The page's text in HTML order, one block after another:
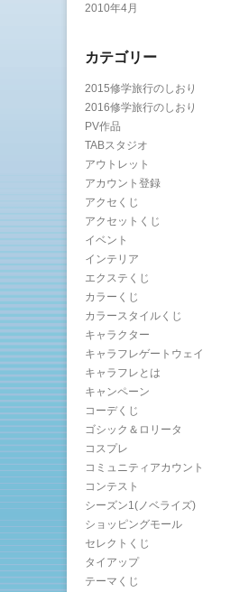
2010年4月
カテゴリー
2015修学旅行のしおり
2016修学旅行のしおり
PV作品
TABスタジオ
アウトレット
アカウント登録
アクセくじ
アクセットくじ
イベント
インテリア
エクステくじ
カラーくじ
カラースタイルくじ
キャラクター
キャラフレゲートウェイ
キャラフレとは
キャンペーン
コーデくじ
ゴシック＆ロリータ
コスプレ
コミュニティアカウント
コンテスト
シーズン1(ノベライズ)
ショッピングモール
セレクトくじ
タイアップ
テーマくじ